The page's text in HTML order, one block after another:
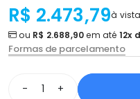
R$ 2.473,79à
ou R$ 2.688,90em até 12x
Formas de parcelamento
- +